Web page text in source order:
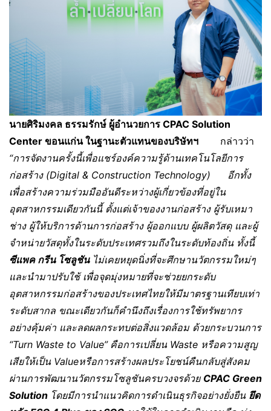
นายศิริมงคล ธรรมรักษ์ ผู้อำนวยการ CPAC Solution
Center ขอนแก่น ในฐานะตัวแทนของบริษัทฯ กล่าวว่า
“การจัดงานครั้งนี้เพื่อแชร์องค์ความรู้ด้านเทคโนโลยีการ
ก่อสร้าง(Digital & Construction Technology)
อีกทั้ง
เพื่อสร้างความร่วมมืออันดีระหว่างผู้เกี่ยวข้องที่อยู่ใน
อุตสาหกรรมเดียวกันนี้ ตั้งแต่เจ้าของงานก่อสร้าง ผู้รับเหมา
ช่าง ผู้ให้บริการด้านการก่อสร้าง ผู้ออกแบบ ผู้ผลิตวัสดุ และผู้
จำหน่ายวัสดุทั้งในระดับประเทศรวมถึงในระดับท้องถิ่น ทั้งนี้
ซีแพค กรีน โซลูชันไม่เคยหยุดนิ่งที่จะศึกษานวัตกรรมใหม่ๆ
และนำมาปรับใช้ เพื่อจุดมุ่งหมายที่จะช่วยยกระดับ
อุตสาหกรรมก่อสร้างของประเทศไทยให้มีมาตรฐานเทียบเท่า
ระดับสากล ขณะเดียวกันก็คำนึงถึงเรื่องการใช้ทรัพยากร
อย่างคุ้มค่า และลดผลกระทบต่อสิ่งแวดล้อม ด้วยกระบวนการ
“Turn Waste to Value” คือการเปลี่ยน Waste หรือความสูญ
เสียให้เป็น Valueหรือการสร้างผลประโยชน์คืนกลับสู่สังคม
ผ่านการพัฒนานวัตกรรมโซลูชันครบวงจรด้วย CPAC Green
Solution โดยมีการนำแนวคิดการดำเนินธุรกิจอย่างยั่งยืน ยึด